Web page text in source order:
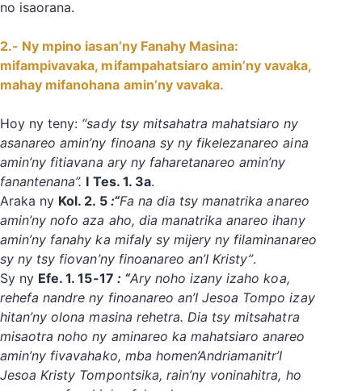
no isaorana.
2.- Ny mpino iasan’ny Fanahy Masina:
mifampivavaka, mifampahatsiaro amin’ny vavaka,
mahay mifanohana amin’ny vavaka.
‎Hoy ny teny: “sady tsy mitsahatra mahatsiaro ny
asanareo amin’ny finoana sy ny fikelezanareo aina
amin’ny fitiavana ary ny faharetanareo amin’ny
fanantenana”. I Tes. 1. 3a.
‎Araka ny Kol. 2. 5:“Fa na dia tsy manatrika anareo
amin’ny nofo aza aho, dia manatrika anareo ihany
amin’ny fanahy ka mifaly sy mijery ny filaminanareo
sy ny tsy fiovan’ny finoanareo an’I Kristy”.
Sy ny Efe. 1. 15-17 : “Ary noho izany izaho koa,
rehefa nandre ny finoanareo an’I Jesoa Tompo izay
hitan’ny olona masina rehetra. Dia tsy mitsahatra
misaotra noho ny aminareo ka mahatsiaro anareo
amin’ny fivavahako, mba homen’Andriamanitr’I
Jesoa Kristy Tompontsika, rain’ny voninahitra, ho